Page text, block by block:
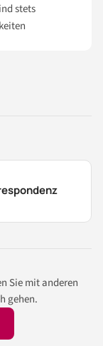
stets
Sie mit anderen
gehen.